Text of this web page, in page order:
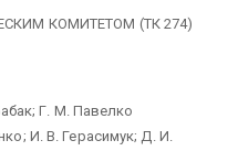
КОМИТЕТОМ (ТК 274)
Г. М. Павелко
И. В. Герасимук; Д. И.